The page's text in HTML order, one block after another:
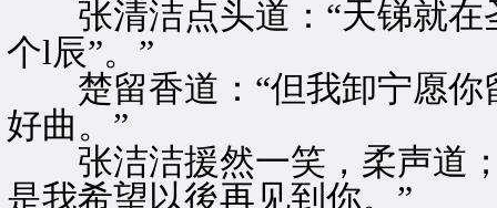
张清洁点头道：“天锑就在
个l辰”。”
楚留香道：“但我卸宁愿你
好曲。”
张洁洁援然一笑，柔声道；
是我希望以後再见到你。”